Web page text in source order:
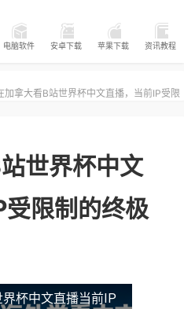
电脑软件 安卓下载 苹果下载 资讯教程
加拿大看B站世界杯中文直播，当前IP受限
世界杯中文
限制的终极
杯中文直播当前IP